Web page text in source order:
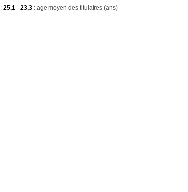
25,1 23,3 : age moyen des titulaires (ans)